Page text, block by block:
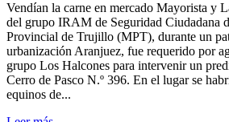
Vendían la carne en mercado Mayorista y
del grupo IRAM de Seguridad Ciudadana
Provincial de Trujillo (MPT), durante un
urbanización Aranjuez, fue requerido por
grupo Los Halcones para intervenir un
Cerro de Pasco N.º 396. En el lugar se
equinos de...